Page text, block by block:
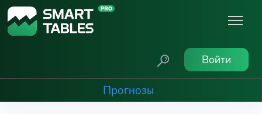
Войти
Прогнозы